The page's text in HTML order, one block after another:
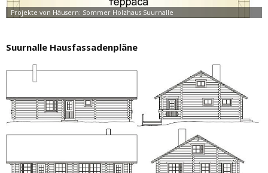
Suurnalle Hausfassadenpläne